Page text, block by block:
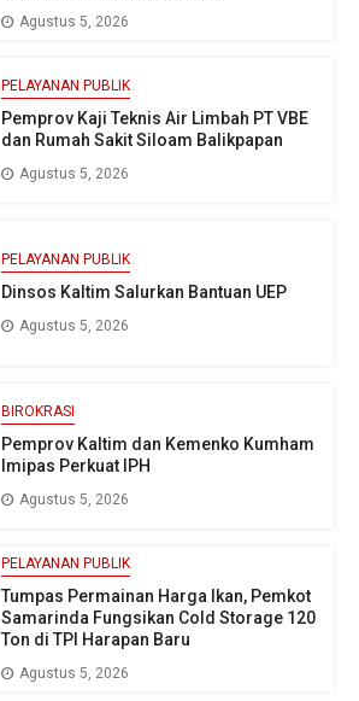
Agustus 5, 2026
PELAYANAN PUBLIK
Pemprov Kaji Teknis Air Limbah PT VBE
dan Rumah Sakit Siloam Balikpapan
Agustus 5, 2026
PELAYANAN PUBLIK
Dinsos Kaltim Salurkan Bantuan UEP
Agustus 5, 2026
BIROKRASI
Pemprov Kaltim dan Kemenko Kumham
Imipas Perkuat IPH
Agustus 5, 2026
PELAYANAN PUBLIK
Tumpas Permainan Harga Ikan, Pemkot
Samarinda Fungsikan Cold Storage 120
Ton di TPI Harapan Baru
Agustus 5, 2026